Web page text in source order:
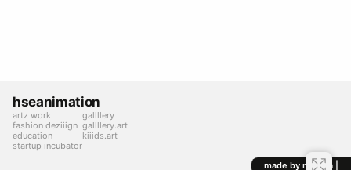
hseanimation
artz work
fashion deziiign
education
startup incubator
gallllery
gallllery.art
kiiids.art
made by mediiia |